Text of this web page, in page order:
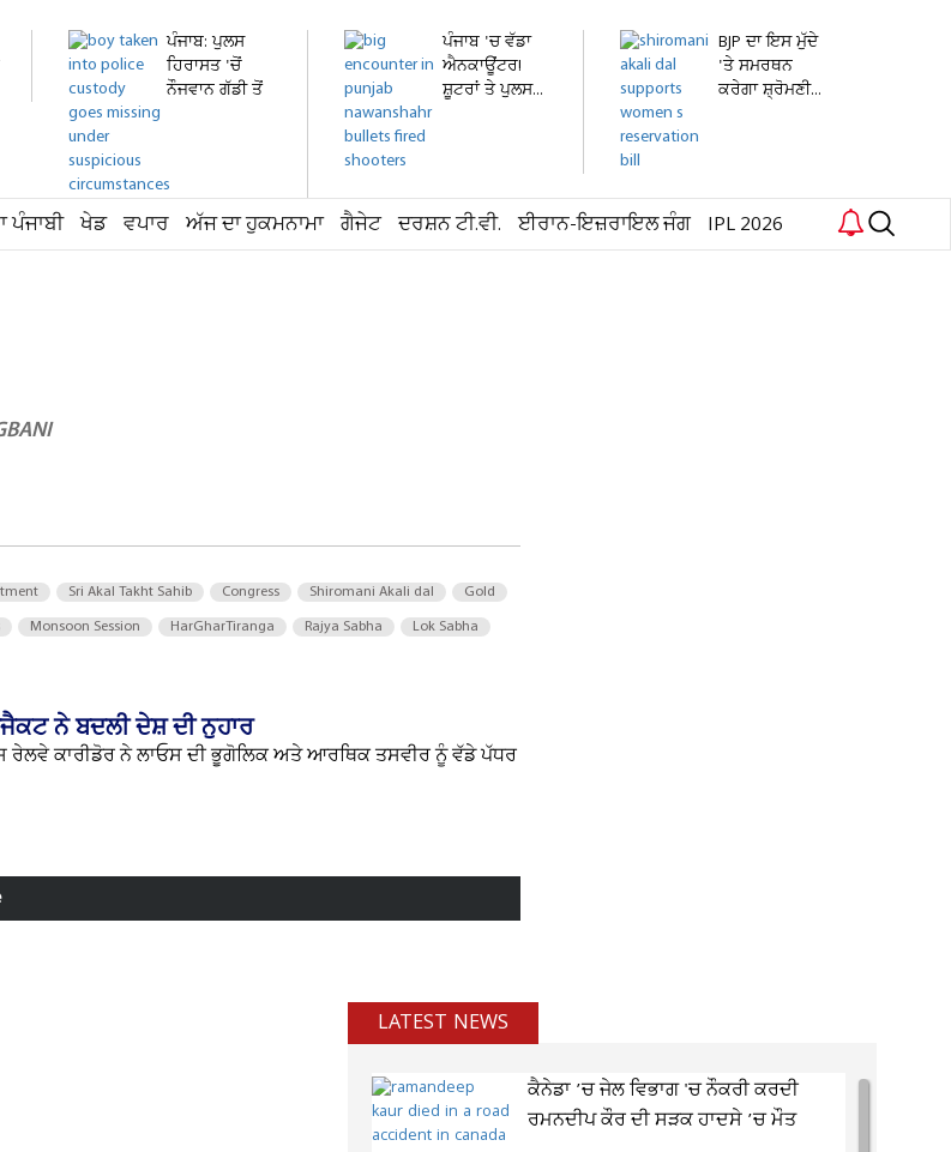
ਪੰਜਾਬ: ਪੁਲਸ
ਹਿਰਾਸਤ 'ਚੋਂ
ਨੌਜਵਾਨ ਗੱਡੀ ਤੋਂ
ਪੰਜਾਬ 'ਚ ਵੱਡਾ
ਐਨਕਾਊਂਟਰ!
ਸ਼ੂਟਰਾਂ ਤੇ ਪੁਲਸ...
BJP ਦਾ ਇਸ ਮੁੱਦੇ
'ਤੇ ਸਮਰਥਨ
ਕਰੇਗਾ ਸ਼੍ਰੋਮਣੀ...
ਪੰਜਾਬੀ ਖੇਡ ਵਪਾਰ ਅੱਜ ਦਾ ਹੁਕਮਨਾਮਾ ਗੈਜੇਟ ਦਰਸ਼ਨ ਟੀ.ਵੀ. ਈਰਾਨ-ਇਜ਼ਰਾਇਲ ਜੰਗ IPL 2026
Sri Akal Takht Sahib Congress Shiromani Akali dal Gold
Monsoon Session HarGharTiranga Rajya Sabha Lok Sabha
ਨੇ ਬਦਲੀ ਦੇਸ਼ ਦੀ ਨੁਹਾਰ
ਰੇਲਵੇ ਕਾਰੀਡੋਰ ਨੇ ਲਾਓਸ ਦੀ ਭੂਗੋਲਿਕ ਅਤੇ ਆਰਥਿਕ ਤਸਵੀਰ ਨੂੰ ਵੱਡੇ ਪੱਧਰ
LATEST NEWS
ਕੈਨੇਡਾ ’ਚ ਜੇਲ ਵਿਭਾਗ 'ਚ ਨੌਕਰੀ ਕਰਦੀ
ਰਮਨਦੀਪ ਕੌਰ ਦੀ ਸੜਕ ਹਾਦਸੇ ’ਚ ਮੌਤ